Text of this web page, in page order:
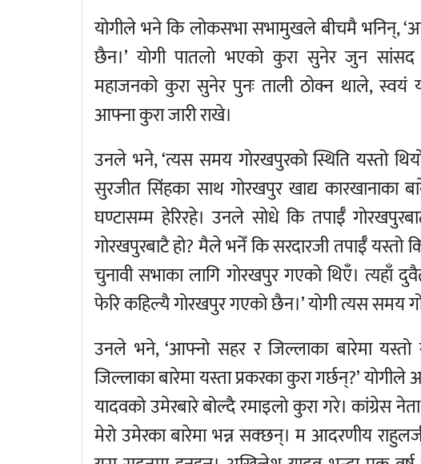
योगीले भने कि लोकसभा सभामुखले बीचमै भनिन्,
छैन।’ योगी पातलो भएको कुरा सुनेर जुन सांसद
महाजनको कुरा सुनेर पुनः ताली ठोक्न थाले, स्वयं
आफ्ना कुरा जारी राखे।
उनले भने, ‘त्यस समय गोरखपुरको स्थिति यस्तो
सुरजीत सिंहका साथ गोरखपुर खाद्य कारखानाका
घण्टासम्म हेरिरहे। उनले सोधे कि तपाईँ
गोरखपुरबाटै हो? मैले भनेँ कि सरदारजी तपाईँ
चुनावी सभाका लागि गोरखपुर गएको थिएँ। त्यहाँ
फेरि कहिल्यै गोरखपुर गएको छैन।’ योगी त्यस समय
उनले भने, ‘आफ्नो सहर र जिल्लाका बारेमा यस्तो
जिल्लाका बारेमा यस्ता प्रकरका कुरा गर्छन्?’
यादवको उमेरबारे बोल्दै रमाइलो कुरा गरे। कांग्रेस
मेरो उमेरका बारेमा भन्न सक्छन्। म आदरणीय